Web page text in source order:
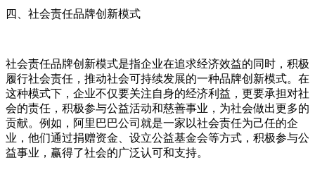
四、社会责任品牌创新模式
社会责任品牌创新模式是指企业在追求经济效益的同时，积极
履行社会责任，推动社会可持续发展的一种品牌创新模式。在
这种模式下，企业不仅要关注自身的经济利益，更要承担对社
会的责任，积极参与公益活动和慈善事业，为社会做出更多的
贡献。例如，阿里巴巴公司就是一家以社会责任为己任的企
业，他们通过捐赠资金、设立公益基金会等方式，积极参与公
益事业，赢得了社会的广泛认可和支持。